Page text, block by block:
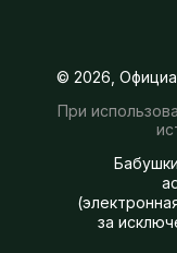
© 2026,
При
за